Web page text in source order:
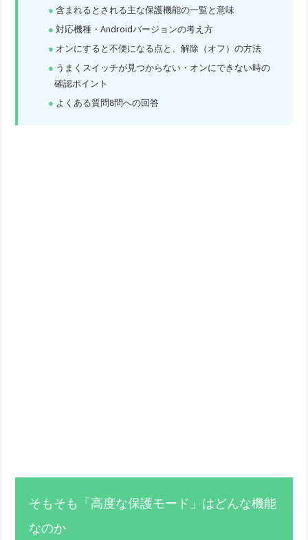
含まれるとされる主な保護機能の一覧と意味
対応機種・Androidバージョンの考え方
オンにすると不便になる点と、解除（オフ）の方法
うまくスイッチが見つからない・オンにできない時の
確認ポイント
よくある質問8問への回答
そもそも「高度な保護モード」はどんな機能
なのか